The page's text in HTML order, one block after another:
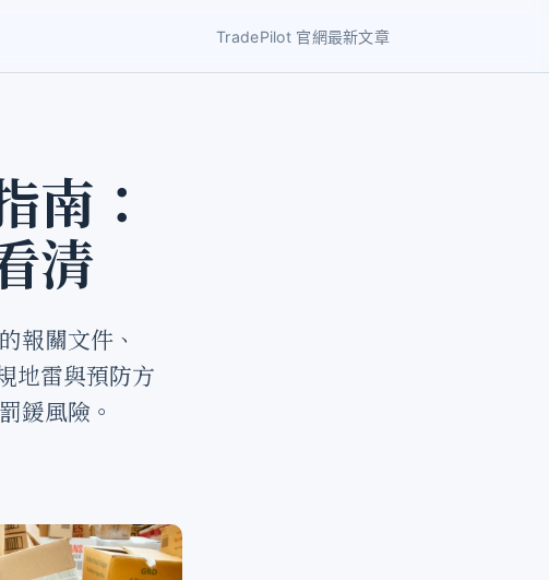
TradePilot 官網最新文章
南：
清
報關文件、
地雷與預防方
鍰風險。